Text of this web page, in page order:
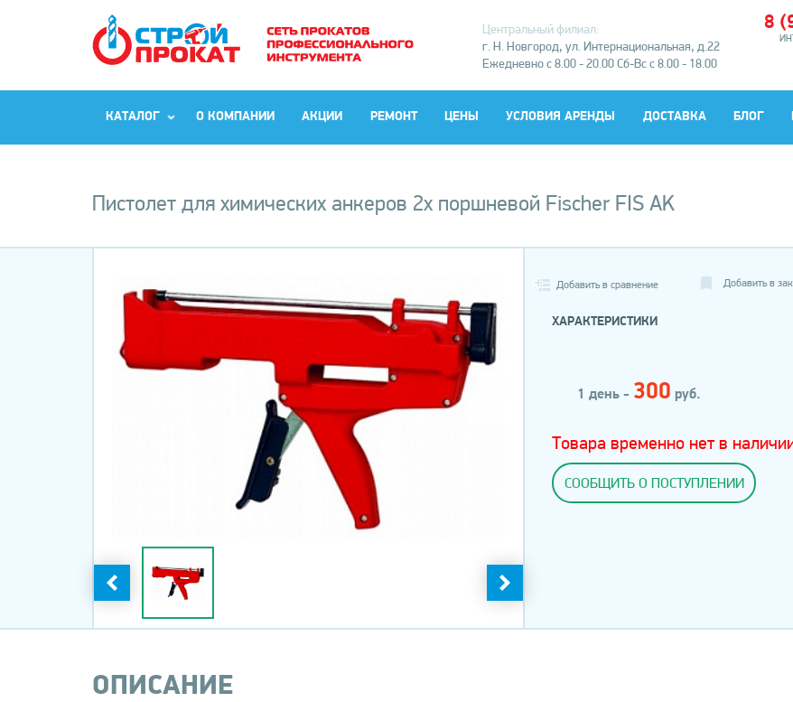
Центральный филиал:
г. Н. Новгород, ул. Интернациональная, д.22
Ежедневно с 8.00 - 20.00Сб-Вс с 8.00 - 18.00
8
КАТАЛОГ О КОМПАНИИ АКЦИИ РЕМОНТ ЦЕНЫ УСЛОВИЯ АРЕНДЫ ДОСТАВКА БЛОГ
Пистолет для химических анкеров 2х поршневой Fischer FIS AK
Добавить в сравнение Добавить в
ХАРАКТЕРИСТИКИ
1 день - 300 руб.
Товара временно нет в
СООБЩИТЬ О ПОСТУПЛЕНИИ
ОПИСАНИЕ